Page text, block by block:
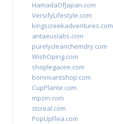
HamadaOfJapan.com
VersifyLifestyle.com
kingscreekadventures.com
antaeuslabs.com
purelycleanchemdry.com
WishOping.com
shoplegacee.com
bonvivantshop.com
CupPlante.com
mpzin.com
stcreal.com
PopUpFlea.com